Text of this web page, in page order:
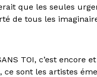
que les seules
de tous les
TOI, c’est
ce sont les artistes